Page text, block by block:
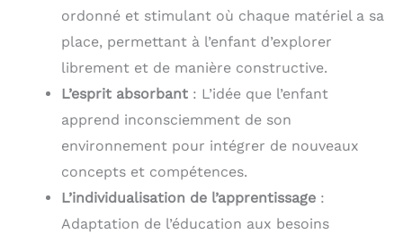
ordonné et stimulant où chaque matériel a sa
place, permettant à l’enfant d’explorer
librement et de manière constructive.
L’esprit absorbant : L’idée que l’enfant
apprend inconsciemment de son
environnement pour intégrer de nouveaux
concepts et compétences.
L’individualisation de l’apprentissage :
Adaptation de l’éducation aux besoins